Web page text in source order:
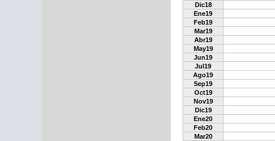
Dic18
Ene19
Feb19
Mar19
Abr19
May19
Jun19
Jul19
Ago19
Sep19
Oct19
Nov19
Dic19
Ene20
Feb20
Mar20